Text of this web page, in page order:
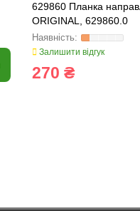
629860 Планка
ORIGINAL, 629860.0
Залишити відгук
270 ₴